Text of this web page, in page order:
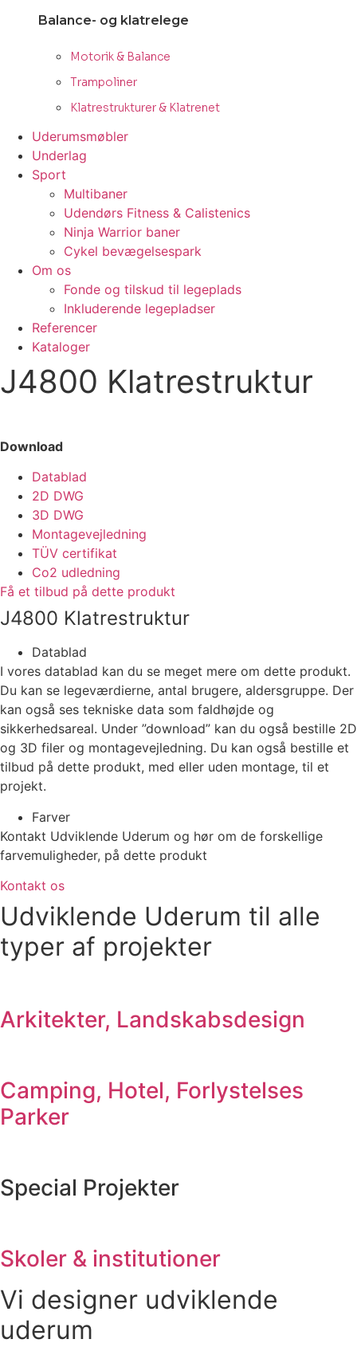
Balance- og klatrelege
Motorik & Balance
Trampoliner
Klatrestrukturer & Klatrenet
Uderumsmøbler
Underlag
Sport
Multibaner
Udendørs Fitness & Calistenics
Ninja Warrior baner
Cykel bevægelsespark
Om os
Fonde og tilskud til legeplads
Inkluderende legepladser
Referencer
Kataloger
J4800 Klatrestruktur
Download
Datablad
2D DWG
3D DWG
Montagevejledning
TÜV certifikat
Co2 udledning
Få et tilbud på dette produkt
J4800 Klatrestruktur
Datablad
I vores datablad kan du se meget mere om dette produkt.
Du kan se legeværdierne, antal brugere, aldersgruppe. Der
kan også ses tekniske data som faldhøjde og
sikkerhedsareal. Under ”download” kan du også bestille 2D
og 3D filer og montagevejledning. Du kan også bestille et
tilbud på dette produkt, med eller uden montage, til et
projekt.
Farver
Kontakt Udviklende Uderum og hør om de forskellige
farvemuligheder, på dette produkt
Kontakt os
Udviklende Uderum til alle
typer af projekter
Arkitekter, Landskabsdesign
Camping, Hotel, Forlystelses
Parker
Special Projekter
Skoler & institutioner
Vi designer udviklende
uderum